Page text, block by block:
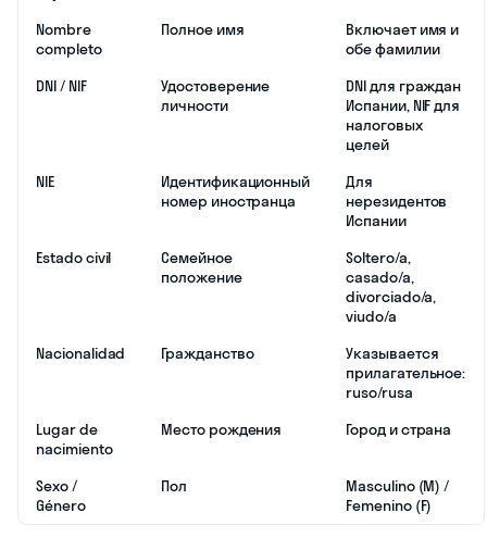
Nombre
completo
Полное имя
Включает имя и
обе фамилии
DNI / NIF
Удостоверение
личности
DNI для граждан
Испании, NIF для
налоговых
целей
NIE
Идентификационный
номер иностранца
Для
нерезидентов
Испании
Estado civil
Семейное
положение
Soltero/a,
casado/a,
divorciado/a,
viudo/a
Nacionalidad
Гражданство
Указывается
прилагательное:
ruso/rusa
Lugar de
nacimiento
Место рождения Город и страна
Sexo /
Género
Пол
Masculino (M) /
Femenino (F)